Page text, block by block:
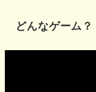
どんなゲーム？